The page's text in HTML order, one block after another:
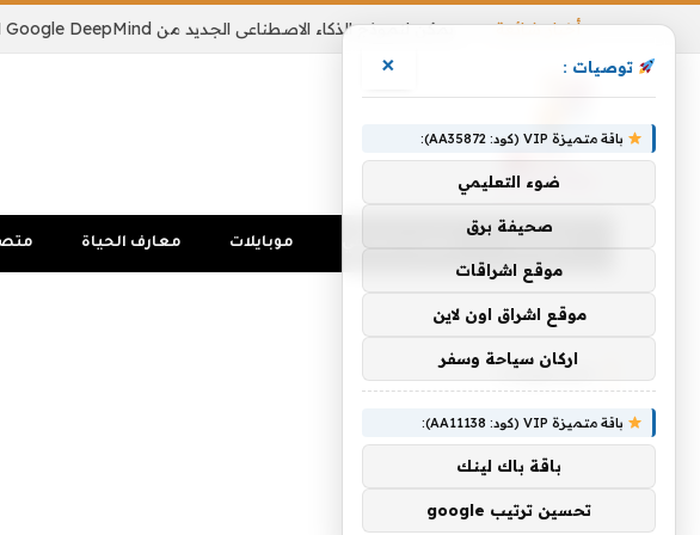
أخبار شائعة
تواصل اجتماعي موبايلات معارف الحياة
الرئيسية»
مستويات
توصيات : ×
باقة متميزة VIP (كود: AA35872):
ضوء التعليمي
صحيفة برق
موقع اشراقات
موقع اشراق اون لاين
اركان سياحة وسفر
باقة متميزة VIP (كود: AA11138):
باقة باك لينك
تحسين ترتيب google